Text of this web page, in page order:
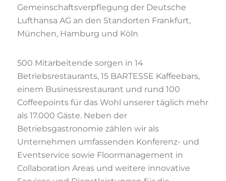
Gemeinschaftsverpflegung der Deutsche
Lufthansa AG an den Standorten Frankfurt,
München, Hamburg und Köln
500 Mitarbeitende sorgen in 14
Betriebsrestaurants, 15 BARTESSE Kaffeebars,
einem Businessrestaurant und rund 100
Coffeepoints für das Wohl unserer täglich mehr
als 17.000 Gäste. Neben der
Betriebsgastronomie zählen wir als
Unternehmen umfassenden Konferenz- und
Eventservice sowie Floormanagement in
Collaboration Areas und weitere innovative